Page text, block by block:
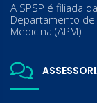
A SPSP é filiada
Departamento de
Medicina (APM)